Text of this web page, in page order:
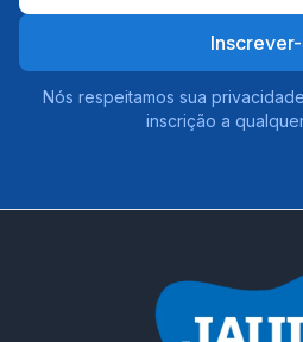
Nós respeitamos sua
inscrição a